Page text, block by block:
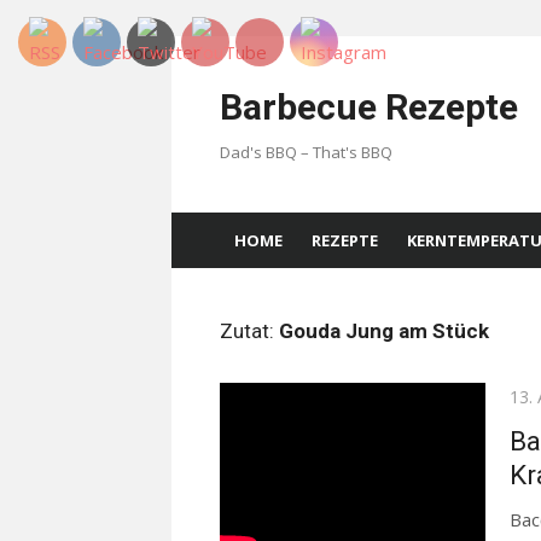
Skip
Barbecue Rezepte
Dad's BBQ – That's BBQ
HOME REZEPTE
Zutat: Gouda Jung am Stück
13.